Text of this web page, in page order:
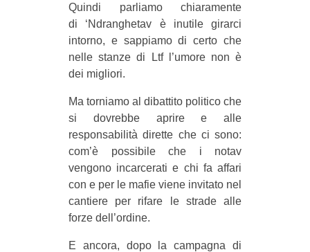
Quindi parliamo chiaramente
di ‘Ndranghetav è inutile girarci
intorno, e sappiamo di certo che
nelle stanze di Ltf l’umore non è
dei migliori.
Ma torniamo al dibattito politico che
si dovrebbe aprire e alle
responsabilità dirette che ci sono:
com’è possibile che i notav
vengono incarcerati e chi fa affari
con e per le mafie viene invitato nel
cantiere per rifare le strade alle
forze dell’ordine.
E ancora, dopo la campagna di